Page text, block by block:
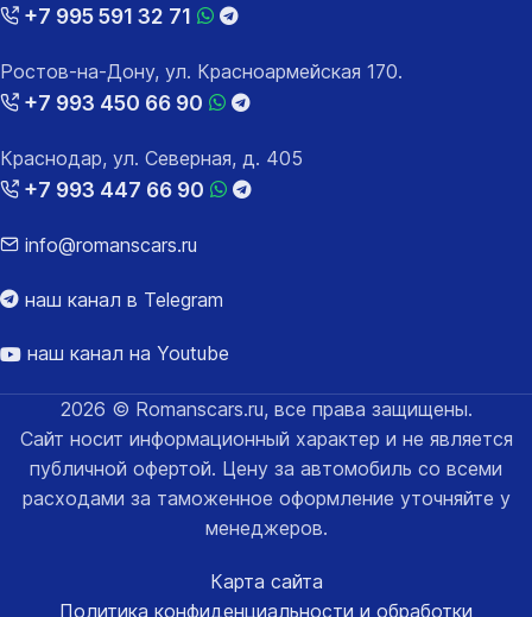
+7 995 591 32 71
Ростов-на-Дону, ул. Красноармейская 170.
+7 993 450 66 90
Краснодар, ул. Северная, д. 405
+7 993 447 66 90
info@romanscars.ru
наш канал в Telegram
наш канал на Youtube
2026 © Romanscars.ru, все права защищены.
Сайт носит информационный характер и не является
публичной офертой. Цену за автомобиль со всеми
расходами за таможенное оформление уточняйте у
менеджеров.
Карта сайта
Политика конфиденциальности и обработки